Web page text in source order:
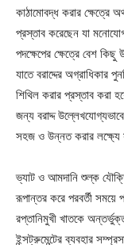
কাঠামোবদ্ধ করার ক্ষেত্রে
প্রস্তাব করেছেন যা
পদক্ষেপের ক্ষেত্রে বেশ
যাতে বরাদ্দের অগ্রাধিকার
শিথিল করার প্রস্তাব করা
জন্য বরাদ্দ
সহজ ও উন্নত করার লক্ষ্যে
ভ্যাট ও আমদানি শুল্ক
রূপান্তর করে পরবর্তী সময়ে
রপ্তানিমুখী খাতকে
ইন্সট্রুমেন্টের ব্যবহার